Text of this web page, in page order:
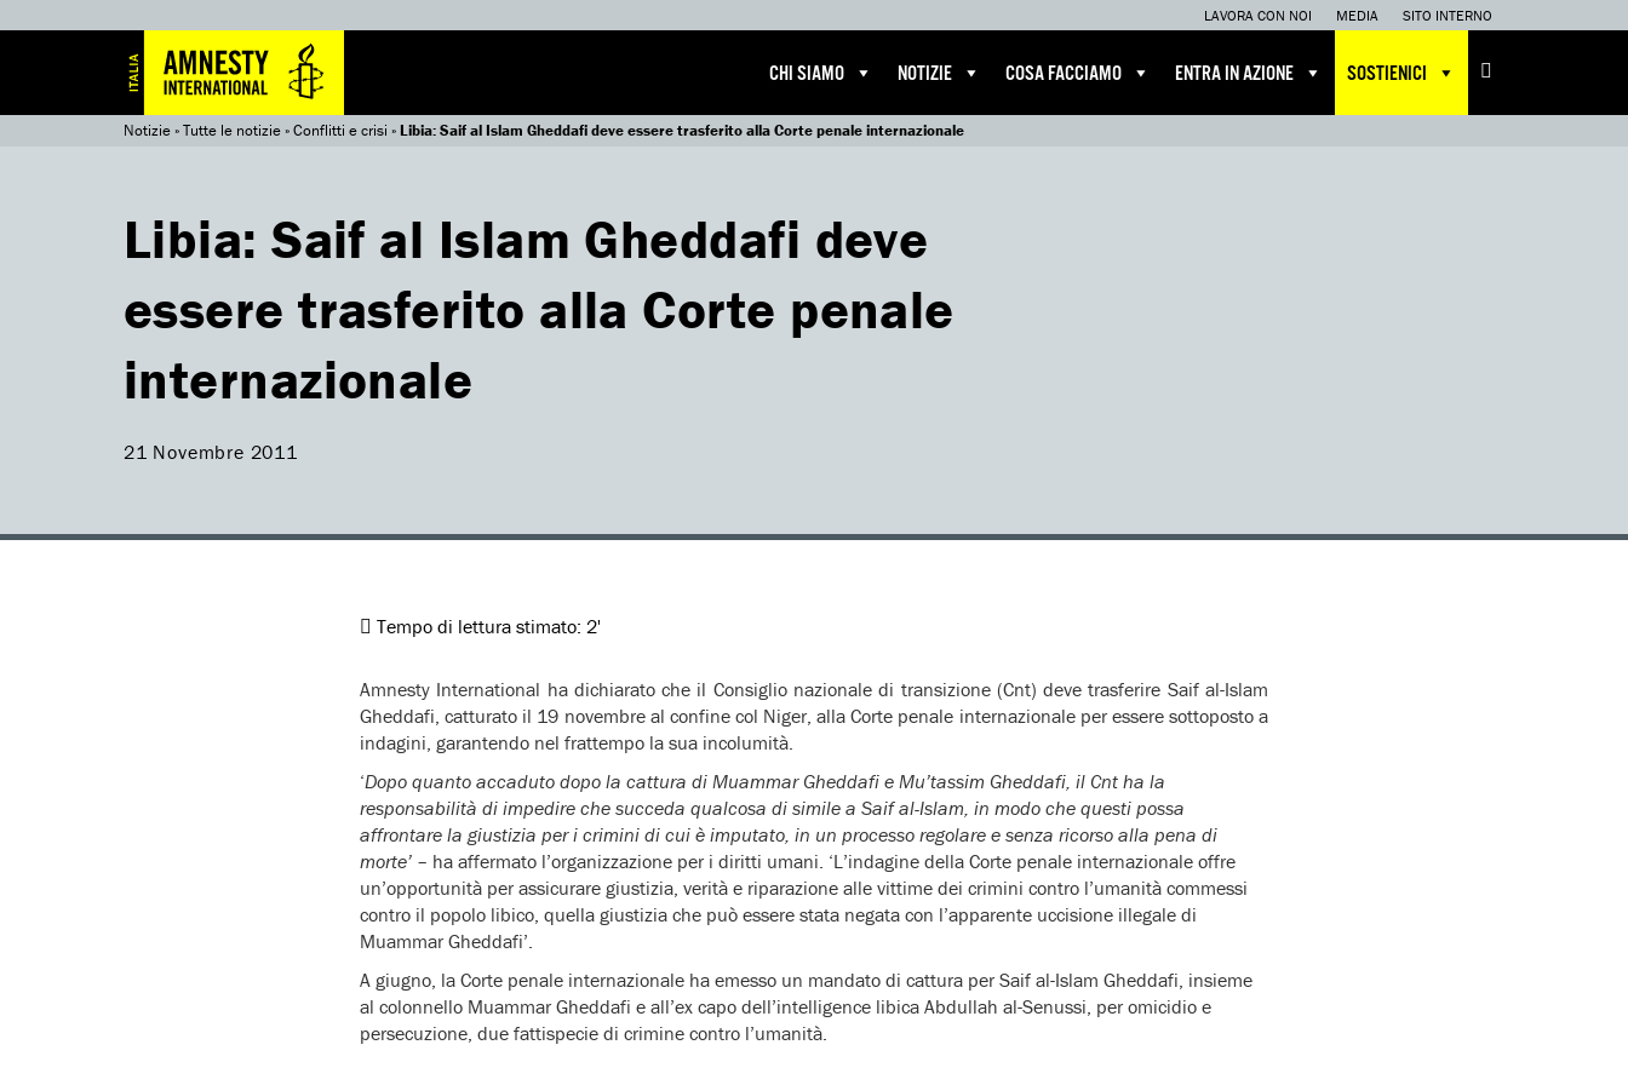
LAVORA CON NOI MEDIA SITO INTERNO
CHI SIAMO NOTIZIE COSA FACCIAMO ENTRA IN AZIONE SOSTIENICI
Notizie»Tutte le notizie»Conflitti e crisi »Libia: Saif al Islam Gheddafi deve essere trasferito alla Corte penale internazionale
Libia: Saif al Islam Gheddafi deve
essere trasferito alla Corte penale
internazionale
21 Novembre 2011
Tempo di lettura stimato: 2'
Amnesty International ha dichiarato che il Consiglio nazionale di transizione (Cnt) deve trasferire Saif al-Islam
Gheddafi, catturato il 19 novembre al confine col Niger, alla Corte penale internazionale per essere sottoposto a
indagini, garantendo nel frattempo la sua incolumità.
‘Dopo quanto accaduto dopo la cattura di Muammar Gheddafi e Mu’tassim Gheddafi, il Cnt ha la
responsabilità di impedire che succeda qualcosa di simile a Saif al-Islam, in modo che questi possa
affrontare la giustizia per i crimini di cui è imputato, in un processo regolare e senza ricorso alla pena di
morte’ – ha affermato l’organizzazione per i diritti umani. ‘L’indagine della Corte penale internazionale offre
un’opportunità per assicurare giustizia, verità e riparazione alle vittime dei crimini contro l’umanità commessi
contro il popolo libico, quella giustizia che può essere stata negata con l’apparente uccisione illegale di
Muammar Gheddafi’.
A giugno, la Corte penale internazionale ha emesso un mandato di cattura per Saif al-Islam Gheddafi, insieme
al colonnello Muammar Gheddafi e all’ex capo dell’intelligence libica Abdullah al-Senussi, per omicidio e
persecuzione, due fattispecie di crimine contro l’umanità.